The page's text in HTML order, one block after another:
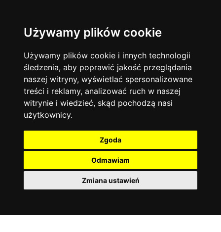
Używamy plików cookie
Używamy plików cookie i innych technologii
śledzenia, aby poprawić jakość przeglądania
naszej witryny, wyświetlać spersonalizowane
treści i reklamy, analizować ruch w naszej
witrynie i wiedzieć, skąd pochodzą nasi
użytkownicy.
Zgoda
Odmawiam
Zmiana ustawień
Język angielski 13744
Matematyka 12928
Chemia 4886
Język niemiecki 4307
Język polski 3426
Fizyka
Język francuski
Warszawa
Korepetycje
Online
14837
Kraków 7753
Wrocław
Łódź 3512
Gdańsk 2075